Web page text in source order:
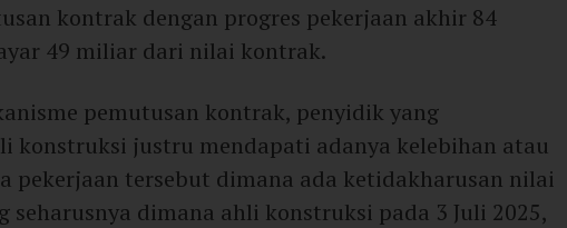
kontrak dengan progres pekerjaan akhir 84
49 miliar dari nilai kontrak.
pemutusan kontrak, penyidik yang
konstruksi justru mendapati adanya kelebihan atau
pekerjaan tersebut dimana ada ketidakharusan nilai
seharusnya dimana ahli konstruksi pada 3 Juli 2025,